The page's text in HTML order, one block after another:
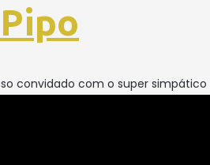
convidado com o super